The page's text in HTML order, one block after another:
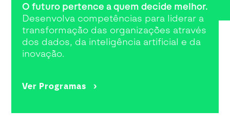
O futuro pertence a quem decide melhor.
Desenvolva competências para liderar a
transformação das organizações através
dos dados, da inteligência artificial e da
inovação.
Ver Programas